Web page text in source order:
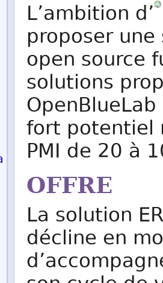
L’ambition d’
proposer
open source
solutions
fort potentiel
PMI de 20 à
OFFRE
La solution
décline en